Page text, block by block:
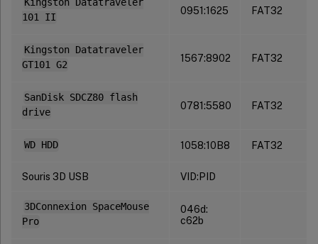
Kingston Datatraveler
101 II
0951:1625 FAT32
Kingston Datatraveler
GT101 G2
1567:8902 FAT32
SanDisk SDCZ80 flash
drive
0781:5580 FAT32
WD HDD 1058:10B8 FAT32
Souris 3D USB VID:PID
3DConnexion SpaceMouse
Pro
046d:
c62b